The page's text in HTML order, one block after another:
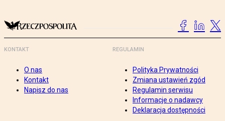
KONTAKT
O nas
Kontakt
Napisz do nas
REGULAMIN
Polityka Prywatności
Zmiana ustawień zgód
Regulamin serwisu
Informacje o nadawcy
Deklaracja dostępności